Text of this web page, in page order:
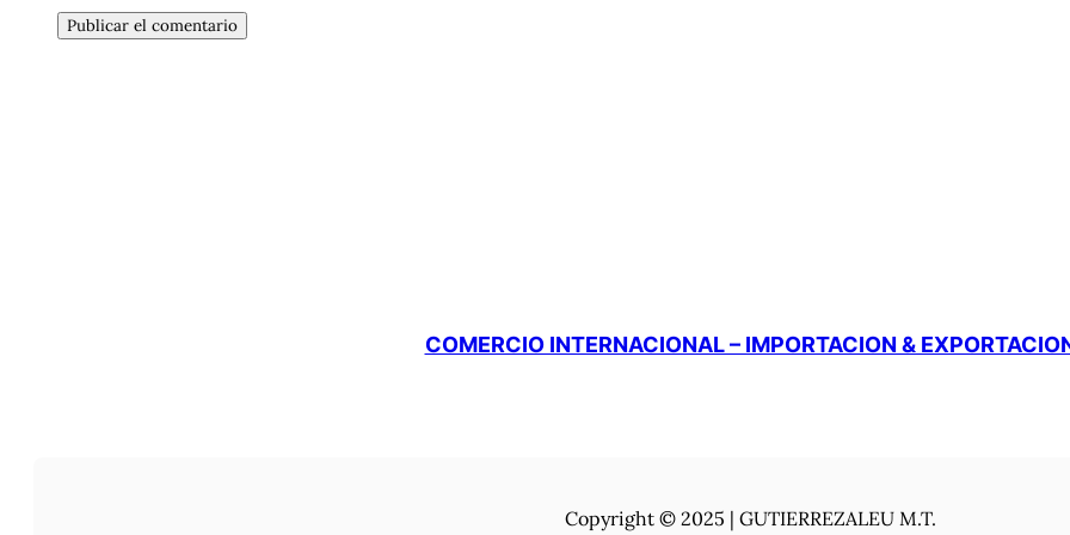
COMERCIO INTERNACIONAL – IMPORTACION &
Copyright © 2025 | GUTIERREZALEU M.T.